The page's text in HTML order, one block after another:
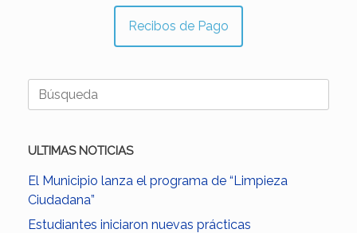
Recibos de Pago
Buscar:
ULTIMAS NOTICIAS
El Municipio lanza el programa de “Limpieza
Ciudadana”
Estudiantes iniciaron nuevas prácticas